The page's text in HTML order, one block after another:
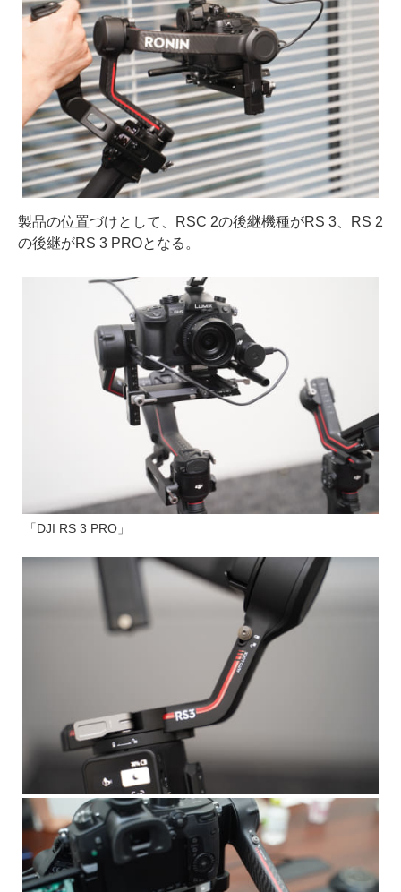
製品の位置づけとして、RSC 2の後継機種がRS 3、RS 2
の後継がRS 3 PROとなる。
「DJI RS 3 PRO」